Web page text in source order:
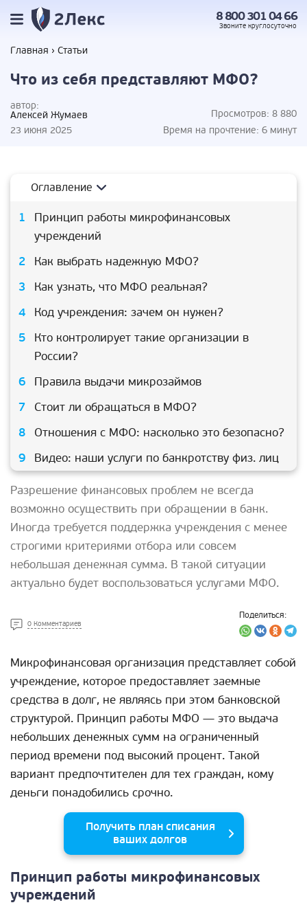
8 800 301 04 66
Звоните круглосуточно
Главная Статьи
Что из себя представляют МФО?
автор:
Алексей Жумаев
23 июня 2025
Просмотров: 8 880
Время на прочтение: 6 минут
Оглавление
Принцип работы микрофинансовых
учреждений
Как выбрать надежную МФО?
Как узнать, что МФО реальная?
Код учреждения: зачем он нужен?
Кто контролирует такие организации в
России?
Правила выдачи микрозаймов
Стоит ли обращаться в МФО?
Отношения с МФО: насколько это безопасно?
Видео: наши услуги по банкротству физ. лиц
Разрешение финансовых проблем не всегда
возможно осуществить при обращении в банк.
Иногда требуется поддержка учреждения с менее
строгими критериями отбора или совсем
небольшая денежная сумма. В такой ситуации
актуально будет воспользоваться услугами МФО.
0 Комментариев
Поделиться:
Микрофинансовая организация представляет собой
учреждение, которое предоставляет заемные
средства в долг, не являясь при этом банковской
структурой. Принцип работы МФО — это выдача
небольших денежных сумм на ограниченный
период времени под высокий процент. Такой
вариант предпочтителен для тех граждан, кому
деньги понадобились срочно.
Получить план списания
ваших долгов
Принцип работы микрофинансовых
учреждений